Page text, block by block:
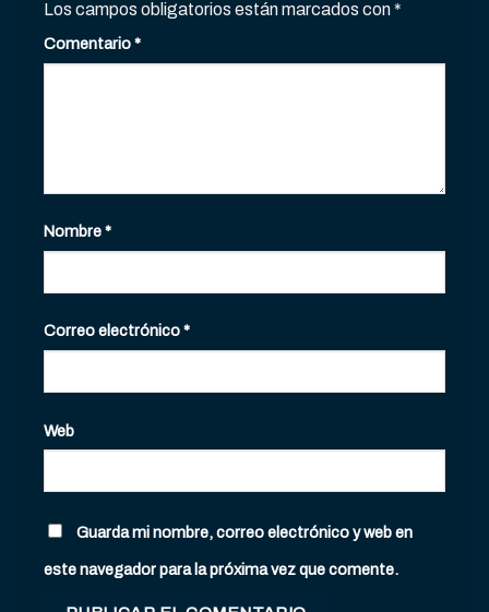
Los campos obligatorios están marcados con*
Comentario*
Nombre*
Correo electrónico*
Web
Guarda mi nombre, correo electrónico y web en
este navegador para la próxima vez que comente.